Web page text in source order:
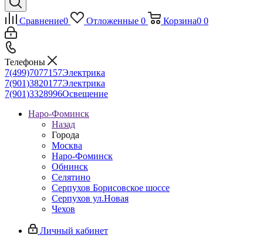
Сравнение0 Отложенные 0 Корзина0 0
Телефоны
7(499)7077157Электрика
7(901)3820177Электрика
7(901)3328996Освещение
Наро-Фоминск
Назад
Города
Москва
Наро-Фоминск
Обнинск
Селятино
Серпухов Борисовское шоссе
Серпухов ул.Новая
Чехов
Личный кабинет